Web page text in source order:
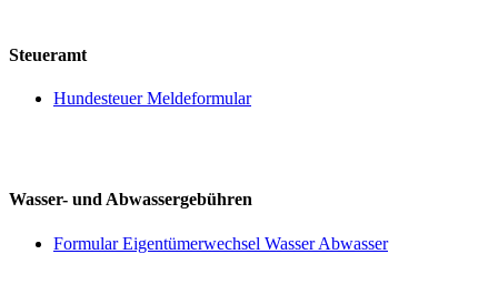
Steueramt
Hundesteuer Meldeformular
Wasser- und Abwassergebühren
Formular Eigentümerwechsel Wasser Abwasser